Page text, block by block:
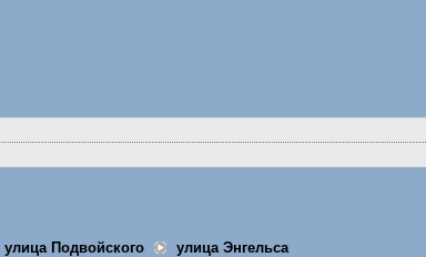
улица Подвойского
улица Энгельса